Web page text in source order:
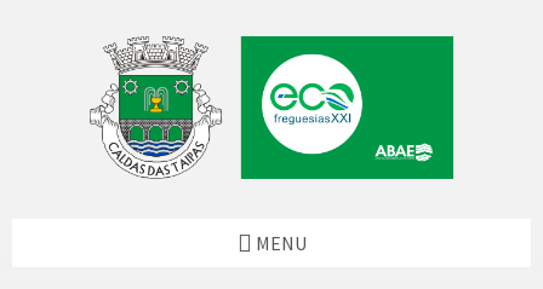
MENU